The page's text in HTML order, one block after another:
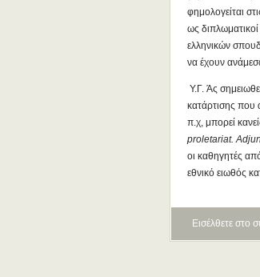
φημολογείται
ως
ελληνικών
να έχουν
Υ.Γ. Άς
κατάρτισης
π.χ, μπορεί
proletariat.
οι καθηγητές
εθνικό ειωθός
Εισέλθετε στο